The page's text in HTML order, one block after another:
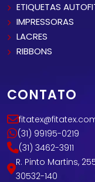
ETIQUETAS
IMPRESSORAS
LACRES
RIBBONS
CONTATO
(31) 99195-0219
(31) 3462-3911
R. Pinto Martins,
30532-140